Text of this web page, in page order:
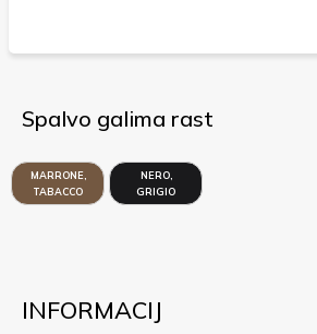
Spalvo galima rast
MARRONE,
TABACCO
NERO,
GRIGIO
INFORMACIJ